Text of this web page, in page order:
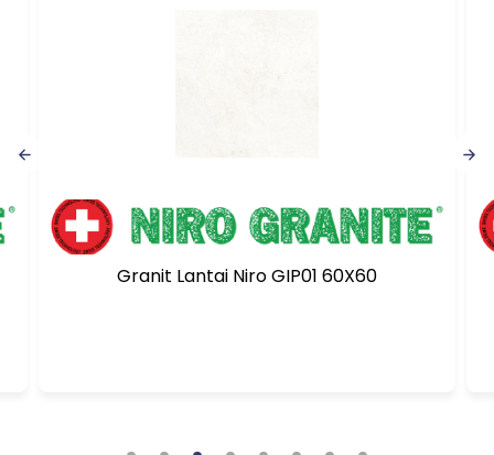
Granit Lantai Niro GIP01 60X60